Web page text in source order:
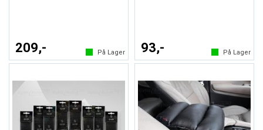
209,- På Lager 93,- På Lager